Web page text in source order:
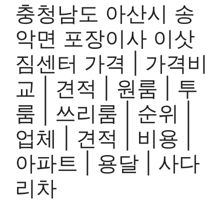
충청남도 아산시 송
악면 포장이사 이삿
짐센터 가격 | 가격비
교 | 견적 | 원룸 | 투
룸 | 쓰리룸 | 순위 |
업체 | 견적 | 비용 |
아파트 | 용달 | 사다
리차